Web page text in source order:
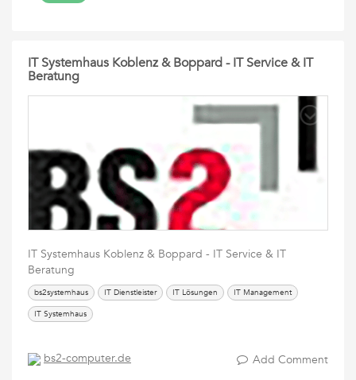
IT Systemhaus Koblenz & Boppard - IT Service & IT
Beratung
IT Systemhaus Koblenz & Boppard - IT Service & IT
Beratung
bs2systemhaus IT Dienstleister IT Lösungen
IT Management
IT Systemhaus
bs2-computer.de Add Comment